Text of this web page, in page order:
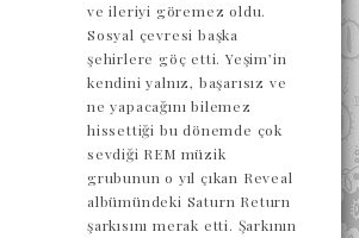
ve ileriyi göremez oldu.
Sosyal çevresi başka
şehirlere göç etti. Yeşim’in
kendini yalnız, başarısız ve
ne yapacağını bilemez
hissettiği bu dönemde çok
sevdiği REM müzik
grubunun o yıl çıkan Reveal
albümündeki Saturn Return
şarkısını merak etti. Şarkının